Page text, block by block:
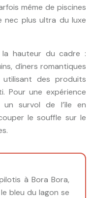
même de piscines
nec plus ultra du luxe
hauteur du cadre :
dîners romantiques
des produits
Pour une expérience
un survol de l’île en
le souffle sur le
à Bora Bora,
bleu du lagon se